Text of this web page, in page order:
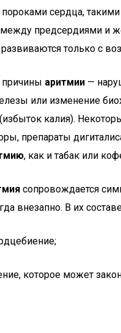
сердца,
предсердиями и
только с
аритмии —
или изменение
калия).
препараты
, как и табак или
сопровождается
внезапно. В их
которое может